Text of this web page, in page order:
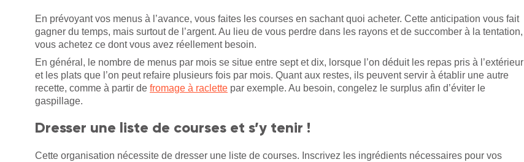
En prévoyant vos menus à l’avance, vous faites les courses en sachant quoi acheter. Cette anticipation vous fait
gagner du temps, mais surtout de l’argent. Au lieu de vous perdre dans les rayons et de succomber à la tentation,
vous achetez ce dont vous avez réellement besoin.
En général, le nombre de menus par mois se situe entre sept et dix, lorsque l’on déduit les repas pris à l’extérieur
et les plats que l’on peut refaire plusieurs fois par mois. Quant aux restes, ils peuvent servir à établir une autre
recette, comme à partir de fromage à raclette par exemple. Au besoin, congelez le surplus afin d’éviter le
gaspillage.
Dresser une liste de courses et s’y tenir !
Cette organisation nécessite de dresser une liste de courses. Inscrivez les ingrédients nécessaires pour vos